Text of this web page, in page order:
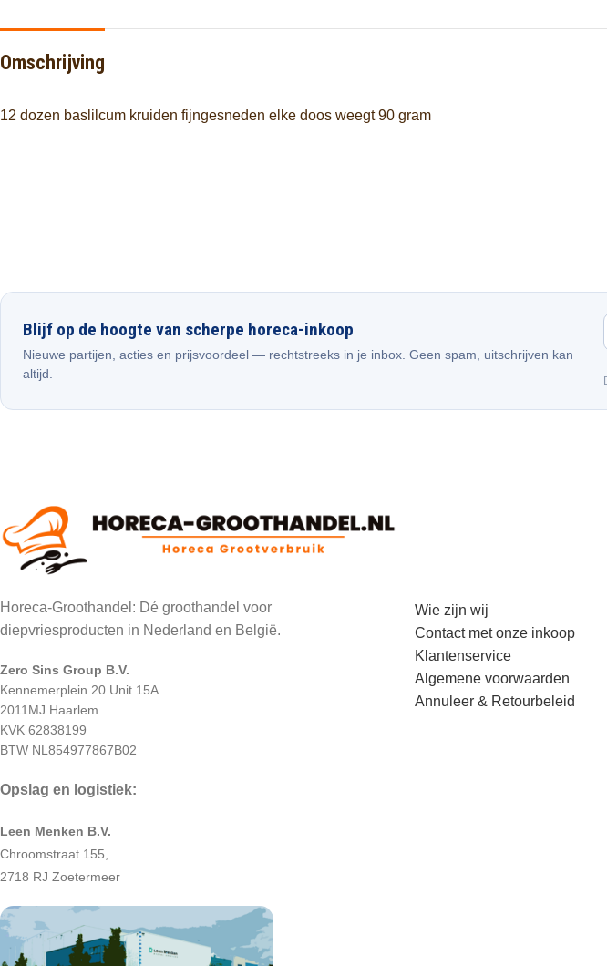
Omschrijving
12 dozen baslilcum kruiden fijngesneden elke doos weegt 90 gram
Blijf op de hoogte van scherpe horeca-inkoop
Nieuwe partijen, acties en prijsvoordeel — rechtstreeks in je inbox. Geen spam, uitschrijven kan
altijd.
Horeca-Groothandel: Dé groothandel voor
diepvriesproducten in Nederland en België.
Zero Sins Group B.V.
Kennemerplein 20 Unit 15A
2011MJ Haarlem
KVK 62838199
BTW NL854977867B02
Opslag en logistiek:
Leen Menken B.V.
Chroomstraat 155,
2718 RJ Zoetermeer
Wie zijn wij
Contact met onze inkoop
Klantenservice
Algemene voorwaarden
Annuleer & Retourbeleid